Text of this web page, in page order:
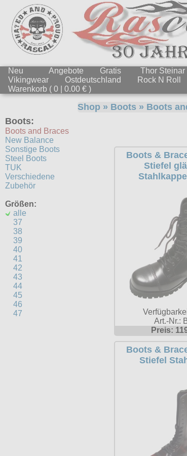
Neu Angebote Gratis Thor Steinar
Vikingwear
Ostdeutschland Rock N Roll
Warenkorb ( 0 | 0.00 € )
Boots:
Boots and Braces
New Balance
Sonstige Boots
Steel Boots
TUK
Verschiedene
Zubehör
Größen:
alle
37
38
39
40
41
42
43
44
45
46
47
Shop » Boots » Boots
Boots &
Stiefel
Art.-Nr.:
Preis:
Boots &
Stiefel